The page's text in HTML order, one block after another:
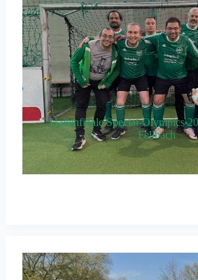
Hallenfinale Special-Olympics
Fellbach